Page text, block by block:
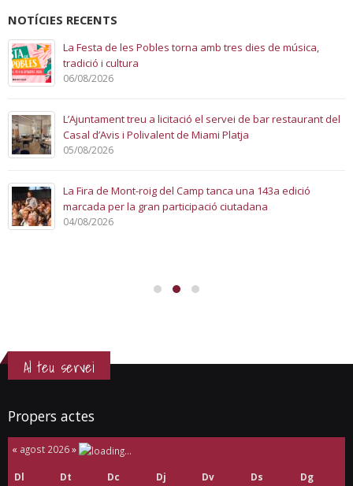
NOTÍCIES RECENTS
La Festa de les Pobles torna amb tres dies de música,
tradició i cultura
06/08/2026
L’Ajuntament treu a licitació el servei de bar restaurant del
Casal d’Avis i Polivalent de Miami Platja
05/08/2026
La Fira de Mont-roig del Camp tanca una 143a edició
marcada per la gran participació ciutadana
04/08/2026
Al teu servei
Propers actes
« agost 2026»
Dl Dt Dc Dj Dv Ds Dg